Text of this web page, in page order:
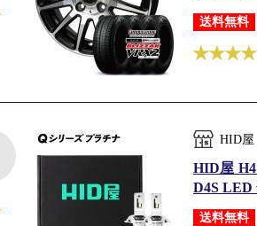
送料無料
HID屋
HID屋
D4S LED
送料無料